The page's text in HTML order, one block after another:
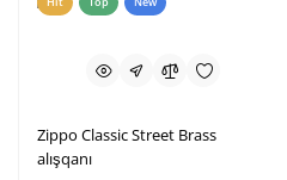
Zippo Classic Street Brass
alışqanı